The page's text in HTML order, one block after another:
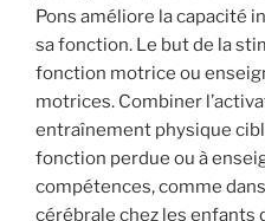
Pons améliore la capacité
sa fonction. Le but de la
fonction motrice ou
motrices. Combiner
entraînement physique
fonction perdue ou à
compétences, comme
cérébrale chez les enfants